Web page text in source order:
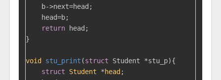
    b->next=head;
    head=b;
return head;
}
void stu_print (struct Student *stu_p){
struct
Student *head ;